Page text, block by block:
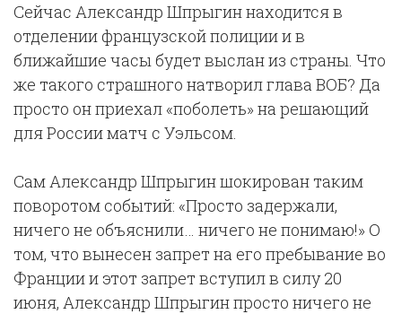
Сейчас Александр Шпрыгин находится в
отделении французской полиции и в
ближайшие часы будет выслан из страны. Что
же такого страшного натворил глава ВОБ? Да
просто он приехал «поболеть» на решающий
для России матч с Уэльсом.
Сам Александр Шпрыгин шокирован таким
поворотом событий: «Просто задержали,
ничего не объяснили… ничего не понимаю!» О
том, что вынесен запрет на его пребывание во
Франции и этот запрет вступил в силу 20
июня, Александр Шпрыгин просто ничего не